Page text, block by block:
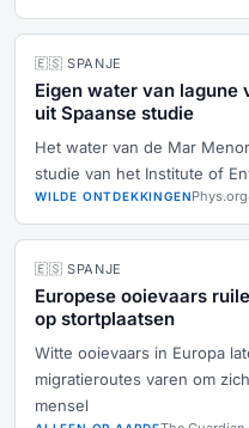
🇪🇸 SPANJE
Eigen water van
uit Spaanse studie
Het water van de Mar
studie van het Institute of
WILDE ONTDEKKINGENPhys.org
🇪🇸 SPANJE
Europese ooievaars
op stortplaatsen
Witte ooievaars in Europa
migratieroutes varen om
mensel